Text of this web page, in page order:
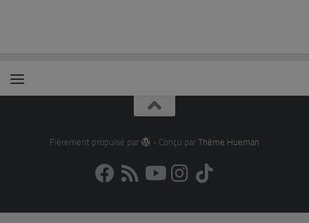
Fièrement propulsé par - Conçu par Thème Hueman